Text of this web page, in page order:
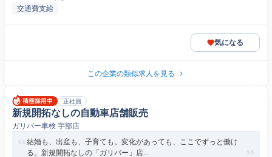
交通費支給
気になる
この企業の類似求人を見る
正社員
新規開拓なしの自動車店舗販売
ガリバー車検 宇部店
結婚も、出産も、子育ても。変化があっても、ここでずっと働け
る。新規開拓なしの「ガリバー」店...